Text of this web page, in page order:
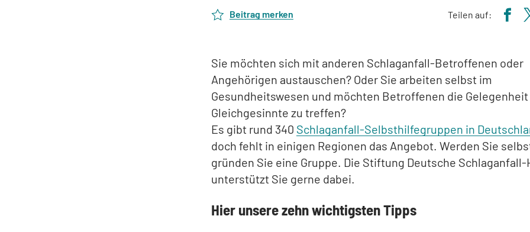
Beitrag merken Teilen auf:
Sie möchten sich mit anderen Schlaganfall-Betroffenen oder
Angehörigen austauschen? Oder Sie arbeiten selbst im
Gesundheitswesen und möchten Betroffenen die
Gleichgesinnte zu treffen?
Es gibt rund 340 Schlaganfall-Selbsthilfegruppen in
doch fehlt in einigen Regionen das Angebot. Werden Sie
gründen Sie eine Gruppe. Die Stiftung Deutsche Schlaganfall-
unterstützt Sie gerne dabei.
Hier unsere zehn wichtigsten Tipps